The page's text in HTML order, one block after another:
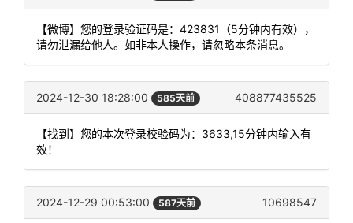
【微博】您的登录验证码是：423831（5分钟内有效），
请勿泄漏给他人。如非本人操作，请忽略本条消息。
2024-12-30 18:28:00 585天前 408877435525
【找到】您的本次登录校验码为：3633,15分钟内输入有
效！
2024-12-29 00:53:00 587天前 10698547